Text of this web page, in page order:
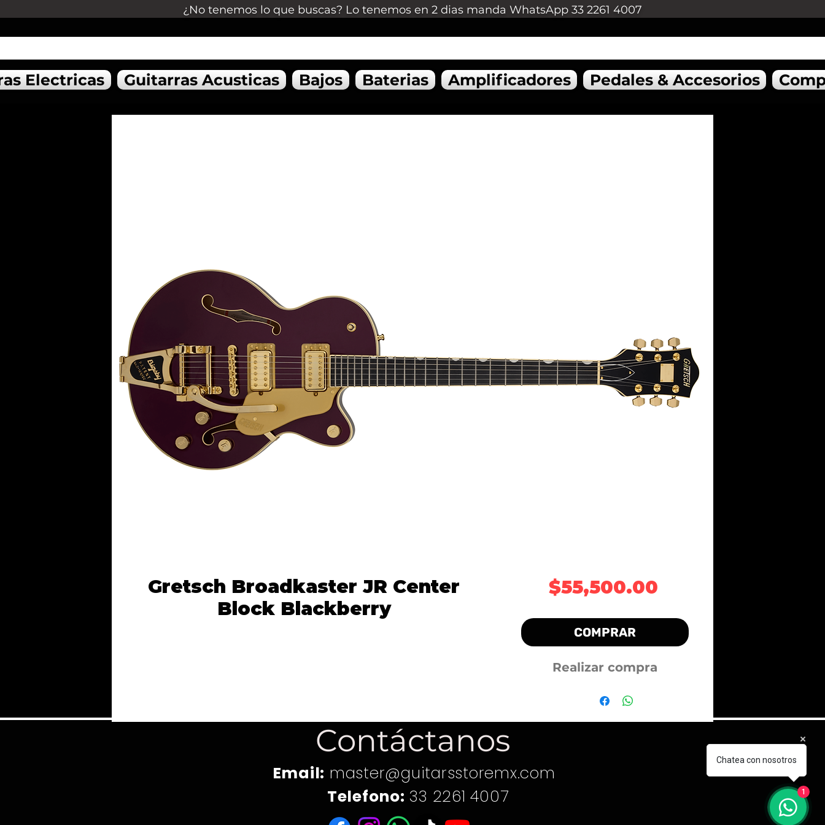
¿No tenemos lo que buscas? Lo tenemos en 2 dias manda WhatsApp 33 2261 4007
Electricas Guitarras Acusticas Bajos Baterias Amplificadores Pedales & Accesorios
Gretsch Broadkaster JR Center
Block Blackberry
$55,500.00Precio
COMPRAR
Realizar compra
Contáctanos
Email: master@guitarsstoremx.com
Telefono: 33 2261 4007
Chatea con nosotros
1